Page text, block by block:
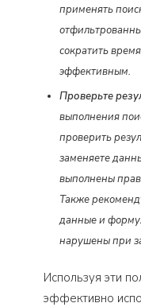
применять
сократить
эффективным.
Проверьте
выполнения
проверить
заменяете
выполнены
Также
данные и
нарушены при
Используя эти
эффективно